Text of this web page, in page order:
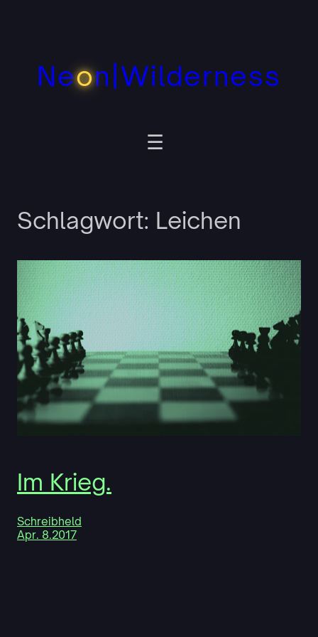
Neon|Wilderness
Schlagwort: Leichen
Im Krieg.
Schreibheld
Apr. 8.2017